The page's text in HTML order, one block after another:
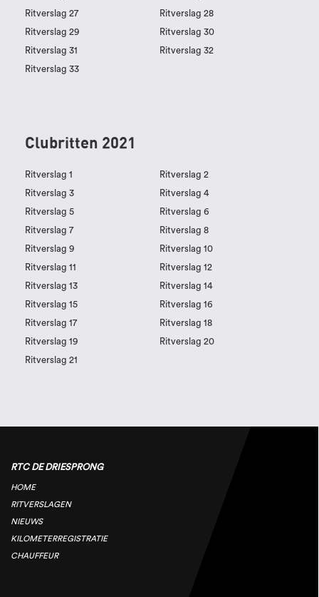
Ritverslag 27
Ritverslag 28
Ritverslag 29
Ritverslag 30
Ritverslag 31
Ritverslag 32
Ritverslag 33
Clubritten 2021
Ritverslag 1
Ritverslag 2
Ritverslag 3
Ritverslag 4
Ritverslag 5
Ritverslag 6
Ritverslag 7
Ritverslag 8
Ritverslag 9
Ritverslag 10
Ritverslag 11
Ritverslag 12
Ritverslag 13
Ritverslag 14
Ritverslag 15
Ritverslag 16
Ritverslag 17
Ritverslag 18
Ritverslag 19
Ritverslag 20
Ritverslag 21
RTC DE DRIESPRONG
HOME
RITVERSLAGEN
NIEUWS
KILOMETERREGISTRATIE
CHAUFFEUR